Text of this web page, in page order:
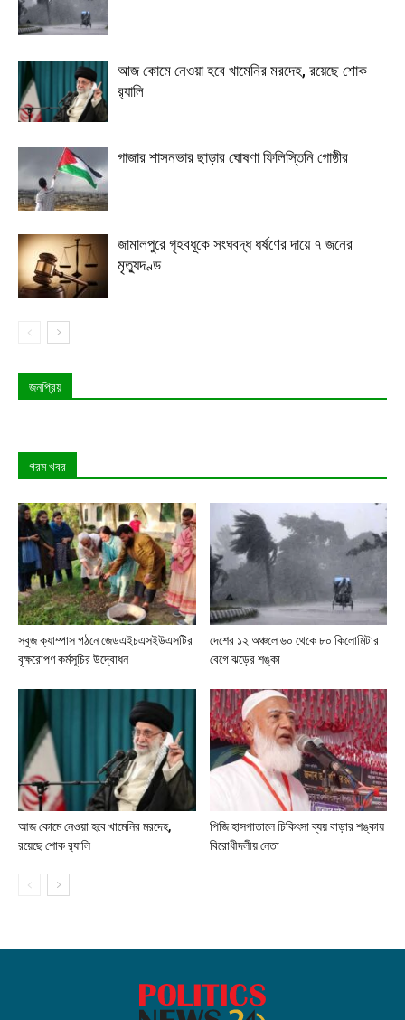
আজ কোমে নেওয়া হবে খামেনির মরদেহ, রয়েছে শোক
র‍্যালি
গাজার শাসনভার ছাড়ার ঘোষণা ফিলিস্তিনি গোষ্ঠীর
জামালপুরে গৃহবধূকে সংঘবদ্ধ ধর্ষণের দায়ে ৭ জনের
মৃত্যুদণ্ড
জনপ্রিয়
গরম খবর
সবুজ ক্যাম্পাস গঠনে জেডএইচএসইউএসটির
বৃক্ষরোপণ কর্মসূচির উদ্বোধন
দেশের ১২ অঞ্চলে ৬০ থেকে ৮০ কিলোমিটার
বেগে ঝড়ের শঙ্কা
আজ কোমে নেওয়া হবে খামেনির মরদেহ,
রয়েছে শোক র‍্যালি
পিজি হাসপাতালে চিকিৎসা ব্যয় বাড়ার শঙ্কায়
বিরোধীদলীয় নেতা